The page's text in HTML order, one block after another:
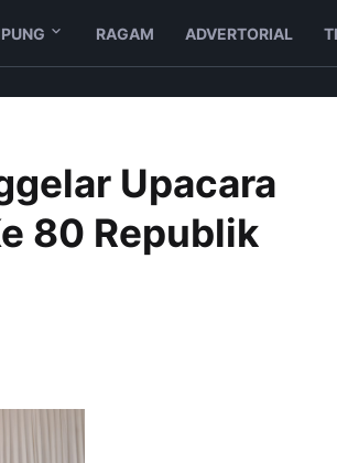
RAGAM ADVERTORIAL
Upacara
80 Republik